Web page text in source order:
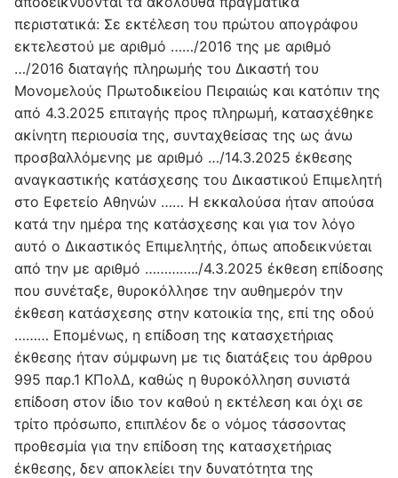
περιστατικά: Σε εκτέλεση του πρώτου απογράφου
εκτελεστού με αριθμό ……/2016 της με αριθμό
…/2016 διαταγής πληρωμής του Δικαστή του
Μονομελούς Πρωτοδικείου Πειραιώς και κατόπιν της
από 4.3.2025 επιταγής προς πληρωμή, κατασχέθηκε
ακίνητη περιουσία της, συνταχθείσας της ως άνω
προσβαλλόμενης με αριθμό …/14.3.2025 έκθεσης
αναγκαστικής κατάσχεσης του Δικαστικού Επιμελητή
στο Εφετείο Αθηνών …… Η εκκαλούσα ήταν απούσα
κατά την ημέρα της κατάσχεσης και για τον λόγο
αυτό ο Δικαστικός Επιμελητής, όπως αποδεικνύεται
από την με αριθμό …………../4.3.2025 έκθεση επίδοσης
που συνέταξε, θυροκόλλησε την αυθημερόν την
έκθεση κατάσχεσης στην κατοικία της, επί της οδού
……… Επομένως, η επίδοση της κατασχετήριας
έκθεσης ήταν σύμφωνη με τις διατάξεις του άρθρου
995 παρ.1 ΚΠολΔ, καθώς η θυροκόλληση συνιστά
επίδοση στον ίδιο τον καθού η εκτέλεση και όχι σε
τρίτο πρόσωπο, επιπλέον δε ο νόμος τάσσοντας
προθεσμία για την επίδοση της κατασχετήριας
έκθεσης, δεν αποκλείει την δυνατότητα της